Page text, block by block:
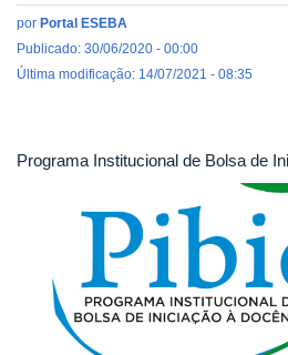
por Portal ESEBA
Publicado: 30/06/2020 - 00:00
Última modificação: 14/07/2021 - 08:35
Programa Institucional de Bolsa de